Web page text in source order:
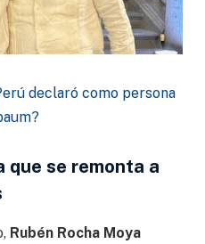
declaró como persona
que se remonta a
Rubén Rocha Moya